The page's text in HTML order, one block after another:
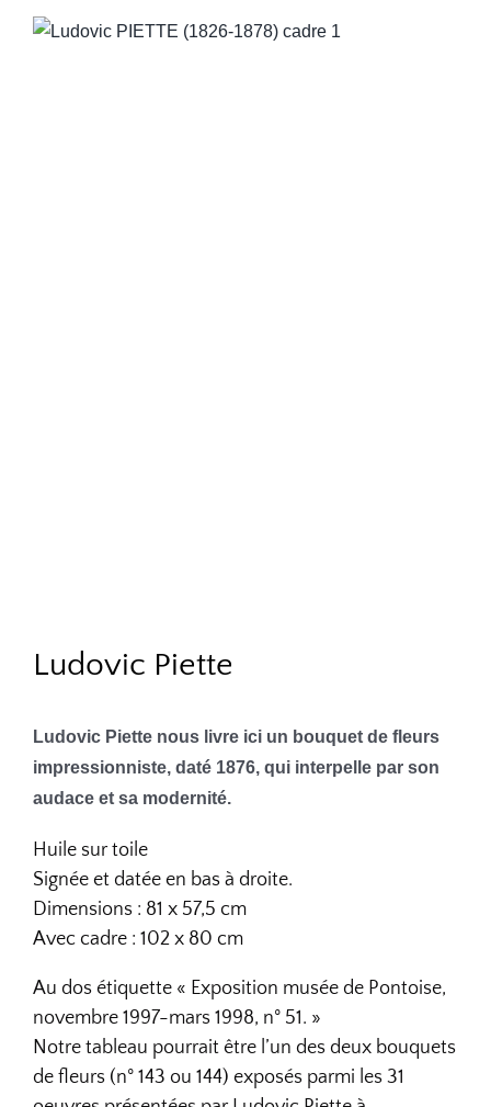
Ludovic Piette
Ludovic Piette nous livre ici un bouquet de fleurs
impressionniste, daté 1876, qui interpelle par son
audace et sa modernité.
Huile sur toile
Signée et datée en bas à droite.
Dimensions : 81 x 57,5 cm
Avec cadre : 102 x 80 cm
Au dos étiquette « Exposition musée de Pontoise,
novembre 1997-mars 1998, n° 51. »
Notre tableau pourrait être l’un des deux bouquets
de fleurs (n° 143 ou 144) exposés parmi les 31